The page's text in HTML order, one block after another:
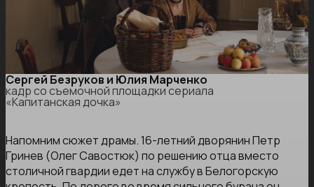
Сергей Безруков и Юлия Марченко
кадр со съемочной площадки сериала
«Капитанская дочка»
Напомним сюжет драмы. 16-летний дворянин Петр
Гринев (Олег Савостюк) по решению отца вместо
столичной гвардии едет на службу в Белогорскую